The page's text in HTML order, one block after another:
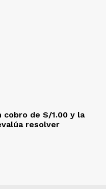
cobro de S/1.00 y la
resolver